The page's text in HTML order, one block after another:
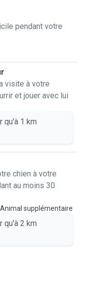
pendant votre
visite à votre
et jouer avec lui
qu'à 1 km
chien à votre
au moins 30
supplémentaire
qu'à 2 km